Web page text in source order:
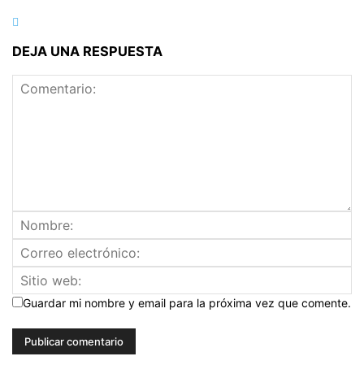
DEJA UNA RESPUESTA
Guardar mi nombre y email para la próxima vez que comente.